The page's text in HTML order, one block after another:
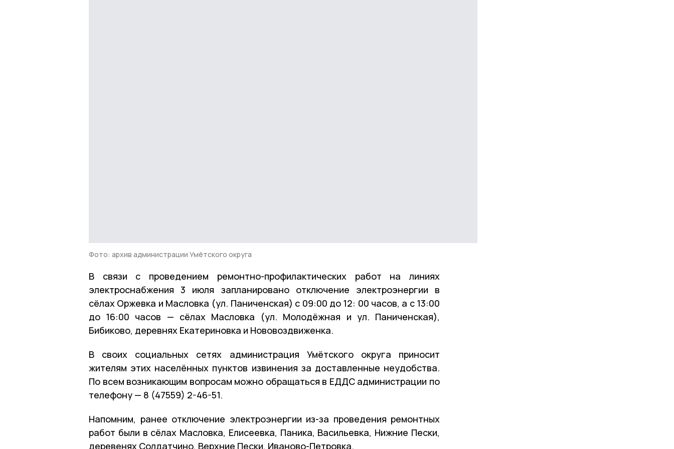
Фото: архив администрации Умётского округа
В связи с проведением ремонтно-профилактических работ на линиях
электроснабжения 3 июля запланировано отключение электроэнергии в
сёлах Оржевка и Масловка (ул. Паниченская) с 09:00 до 12: 00 часов, а с 13:00
до 16:00 часов — сёлах Масловка (ул. Молодёжная и ул. Паниченская),
Бибиково, деревнях Екатериновка и Нововоздвиженка.
В своих социальных сетях администрация Умётского округа приносит
жителям этих населённых пунктов извинения за доставленные неудобства.
По всем возникающим вопросам можно обращаться в ЕДДС администрации по
телефону — 8 (47559) 2-46-51.
Напомним, ранее отключение электроэнергии из-за проведения ремонтных
работ были в сёлах Масловка, Елисеевка, Паника, Васильевка, Нижние Пески,
деревенях Солдатчино, Верхние Пески, Иваново-Петровка.